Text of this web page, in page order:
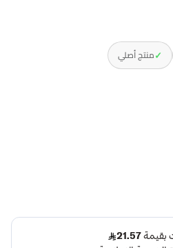
✓منتج أصلي